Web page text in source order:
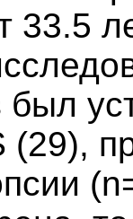
33.5
был
(29),